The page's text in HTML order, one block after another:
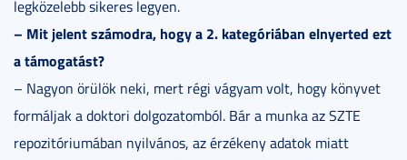
legközelebb sikeres legyen.
– Mit jelent számodra, hogy a 2. kategóriában elnyerted ezt
a támogatást?
– Nagyon örülök neki, mert régi vágyam volt, hogy könyvet
formáljak a doktori dolgozatomból. Bár a munka az SZTE
repozitóriumában nyilvános, az érzékeny adatok miatt